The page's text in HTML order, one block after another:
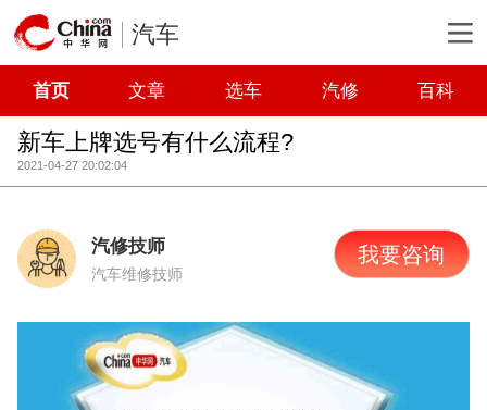
汽车
首页 文章 选车 汽修 百科
新车上牌选号有什么流程?
2021-04-27 20:02:04
汽修技师
汽车维修技师
我要咨询